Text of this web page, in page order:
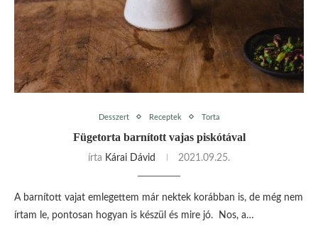
Desszert Receptek Torta
Fügetorta barnított vajas piskótával
írta Kárai Dávid 2021.09.25.
A barnított vajat emlegettem már nektek korábban is, de még nem
írtam le, pontosan hogyan is készül és mire jó. Nos, a…